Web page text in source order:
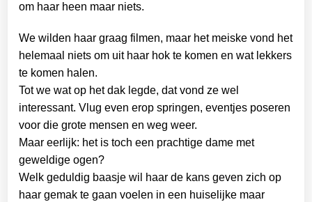
om haar heen maar niets.
We wilden haar graag filmen, maar het meiske vond het
helemaal niets om uit haar hok te komen en wat lekkers
te komen halen.
Tot we wat op het dak legde, dat vond ze wel
interessant. Vlug even erop springen, eventjes poseren
voor die grote mensen en weg weer.
Maar eerlijk: het is toch een prachtige dame met
geweldige ogen?
Welk geduldig baasje wil haar de kans geven zich op
haar gemak te gaan voelen in een huiselijke maar